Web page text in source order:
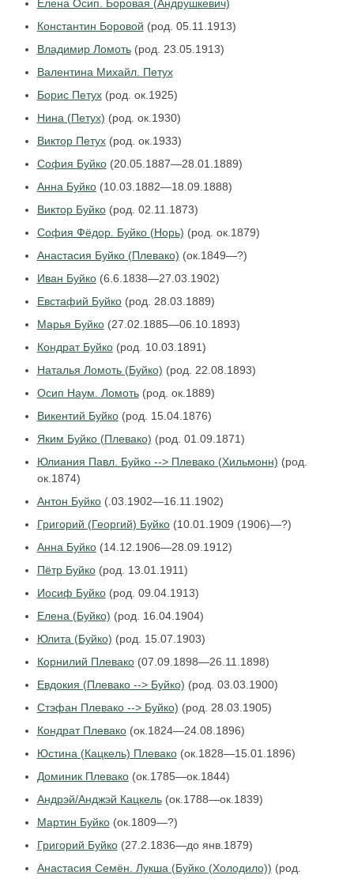
Елена Осип. Боровая (Андрушкевич)
Константин Боровой (род. 05.11.1913)
Владимир Ломоть(род. 23.05.1913)
Валентина Михайл. Петух
Борис Петух(род. ок.1925)
Нина (Петух) (род. ок.1930)
Виктор Петух(род. ок.1933)
София Буйко(20.05.1887—28.01.1889)
Анна Буйко(10.03.1882—18.09.1888)
Виктор Буйко(род. 02.11.1873)
София Фёдор. Буйко (Норь) (род. ок.1879)
Анастасия Буйко (Плевако) (ок.1849—?)
Иван Буйко(6.6.1838—27.03.1902)
Евстафий Буйко(род. 28.03.1889)
Марья Буйко(27.02.1885—06.10.1893)
Кондрат Буйко(род. 10.03.1891)
Наталья Ломоть (Буйко) (род. 22.08.1893)
Осип Наум. Ломоть(род. ок.1889)
Викентий Буйко(род. 15.04.1876)
Яким Буйко (Плевако) (род. 01.09.1871)
Юлиания Павл. Буйко --> Плевако (Хильмонн) (род.
ок.1874)
Антон Буйко(.03.1902—16.11.1902)
Григорий (Георгий) Буйко(10.01.1909 (1906)—?)
Анна Буйко(14.12.1906—28.09.1912)
Пётр Буйко(род. 13.01.1911)
Иосиф Буйко(род. 09.04.1913)
Елена (Буйко) (род. 16.04.1904)
Юлита (Буйко) (род. 15.07.1903)
Корнилий Плевако(07.09.1898—26.11.1898)
Евдокия (Плевако --> Буйко) (род. 03.03.1900)
Стэфан Плевако --> Буйко) (род. 28.03.1905)
Кондрат Плевако(ок.1824—24.08.1896)
Юстина (Кацкель) Плевако(ок.1828—15.01.1896)
Доминик Плевако(ок.1785—ок.1844)
Андрэй/Анджэй Кацкель(ок.1788—ок.1839)
Мартин Буйко(ок.1809—?)
Григорий Буйко(27.2.1836—до янв.1879)
Анастасия Семён. Лукша (Буйко (Холодило)) (род.